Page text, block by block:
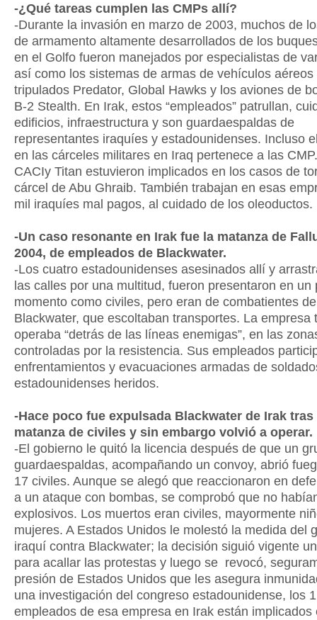
-¿Qué tareas cumplen las CMPs allí?
-Durante la invasión en marzo de 2003, muchos de
de armamento altamente desarrollados de los
en el Golfo fueron manejados por especialistas de
así como los sistemas de armas de vehículos aéreos
tripulados Predator, Global Hawks y los aviones de
B-2 Stealth. En Irak, estos “empleados” patrullan,
edificios, infraestructura y son guardaespaldas de
representantes iraquíes y estadounidenses. Incluso
en las cárceles militares en Iraq pertenece a las
CACIy Titan estuvieron implicados en los casos de
cárcel de Abu Ghraib. También trabajan en esas
mil iraquíes mal pagos, al cuidado de los oleoductos.
-Un caso resonante en Irak fue la matanza de
2004, de empleados de Blackwater.
-Los cuatro estadounidenses asesinados allí y
las calles por una multitud, fueron presentaron en un
momento como civiles, pero eran de combatientes
Blackwater, que escoltaban transportes. La empresa
operaba “detrás de las líneas enemigas”, en las
controladas por la resistencia. Sus empleados
enfrentamientos y evacuaciones armadas de
estadounidenses heridos.
-Hace poco fue expulsada Blackwater de Irak tras
matanza de civiles y sin embargo volvió a operar.
-El gobierno le quitó la licencia después de que un
guardaespaldas, acompañando un convoy, abrió
17 civiles. Aunque se alegó que reaccionaron en
a un ataque con bombas, se comprobó que no
explosivos. Los muertos eran civiles, mayormente
mujeres. A Estados Unidos le molestó la medida del
iraquí contra Blackwater; la decisión siguió vigente
para acallar las protestas y luego se revocó,
presión de Estados Unidos que les asegura
una investigación del congreso estadounidense, los
empleados de esa empresa en Irak están implicados